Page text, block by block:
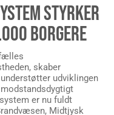
STYRKER
BORGERE
skaber
udviklingen
er nu fuldt
Midtjysk